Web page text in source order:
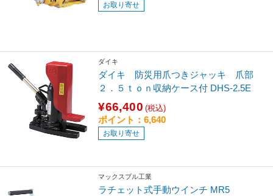
お取り寄せ
ダイキ
ダイキ 防災用爪つきジャッキ 爪部
２．５ｔｏｎ収納ケース付 DHS-2.5E
¥66,400 (税込)
ポイント：6,640
お取り寄せ
マックスプル工業
ラチェット式手動ウインチ MR5